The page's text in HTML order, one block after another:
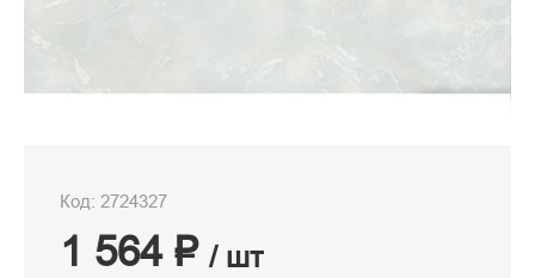
Код: 2724327
1 564 ₽ / шт